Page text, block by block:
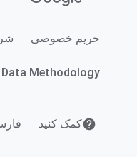
حریم خصوصی
Data Methodology
کمک کنید